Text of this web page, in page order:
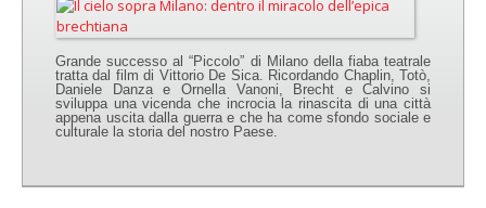
Grande successo al “Piccolo” di Milano della fiaba teatrale
tratta dal film di Vittorio De Sica. Ricordando Chaplin, Totò,
Daniele Danza e Ornella Vanoni, Brecht e Calvino si
sviluppa una vicenda che incrocia la rinascita di una città
appena uscita dalla guerra e che ha come sfondo sociale e
culturale la storia del nostro Paese.